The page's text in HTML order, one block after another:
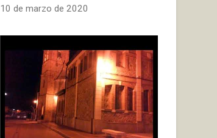
Fecha
10 de marzo de 2020